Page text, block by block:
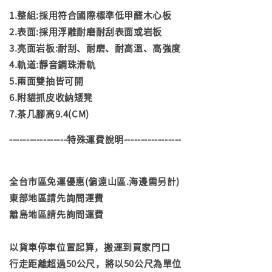
1.整組:採用符合國際標準低甲醛木心板
2.表面:採用浮雕耐磨耐刮表面或岩板
3.亮面岩板:耐刮、耐磨、耐高溫、高強度
4.軌道:靜音鋼珠滑軌
5.兩面雙抽皆可開
6.附貓抓皮收納矮凳
7.茶几腳高9.4(CM)
-----------------特殊運費說明-----------------
全台市區免運優惠(偏遠山區.海邊需另計)
東部地區請先詢問運費
離島地區請先詢問運費
以貨車停車位置起算，搬運到買家門口
行走距離超過50公尺，將以50公尺為單位